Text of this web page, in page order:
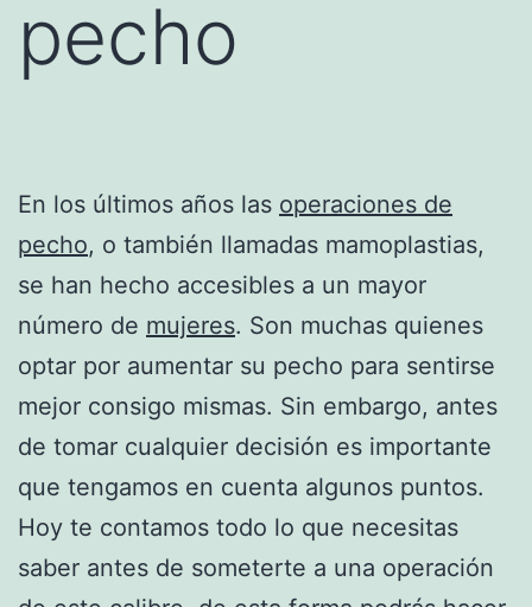
pecho
En los últimos años las operaciones de
pecho, o también llamadas mamoplastias,
se han hecho accesibles a un mayor
número de mujeres. Son muchas quienes
optar por aumentar su pecho para sentirse
mejor consigo mismas. Sin embargo, antes
de tomar cualquier decisión es importante
que tengamos en cuenta algunos puntos.
Hoy te contamos todo lo que necesitas
saber antes de someterte a una operación